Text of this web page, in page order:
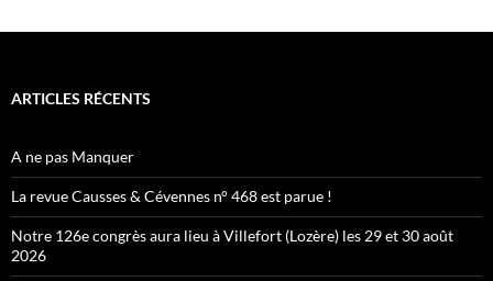
ARTICLES RÉCENTS
A ne pas Manquer
La revue Causses & Cévennes n° 468 est parue !
Notre 126e congrès aura lieu à Villefort (Lozère) les 29 et 30 août
2026